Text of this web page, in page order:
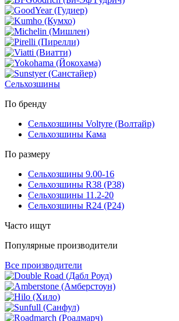
Сельхозшины
По бренду
Сельхозшины Voltyre (Волтайр)
Сельхозшины Кама
По размеру
Сельхозшины 9.00-16
Сельхозшины R38 (Р38)
Сельхозшины 11.2-20
Сельхозшины R24 (Р24)
Часто ищут
Популярные производители
Все производители